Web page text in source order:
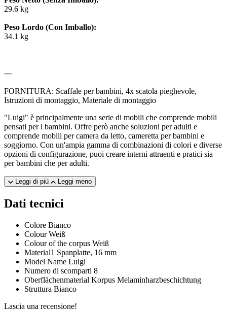
29.6 kg
Peso Lordo (Con Imballo):
34.1 kg
---
FORNITURA: Scaffale per bambini, 4x scatola pieghevole,
Istruzioni di montaggio, Materiale di montaggio
"Luigi" è principalmente una serie di mobili che comprende mobili
pensati per i bambini. Offre però anche soluzioni per adulti e
comprende mobili per camera da letto, cameretta per bambini e
soggiorno. Con un'ampia gamma di combinazioni di colori e diverse
opzioni di configurazione, puoi creare interni attraenti e pratici sia
per bambini che per adulti.
Leggi di più Leggi meno
Dati tecnici
Colore Bianco
Colour Weiß
Colour of the corpus Weiß
Material1 Spanplatte, 16 mm
Model Name Luigi
Numero di scomparti 8
Oberflächenmaterial Korpus Melaminharzbeschichtung
Struttura Bianco
Lascia una recensione!